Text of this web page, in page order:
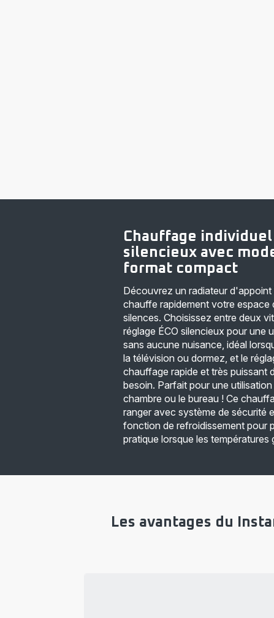
Chauffage
silencieux avec
format compact
Découvrez un radiateur
chauffe rapidement votre espace
silences. Choisissez entre deux
réglage ÉCO silencieux pour une
sans aucune nuisance, idéal
la télévision ou dormez, et le
chauffage rapide et très puissant
besoin. Parfait pour une
chambre ou le bureau ! Ce
ranger avec système de sécurité
fonction de refroidissement pour
pratique lorsque les températures
Les avantages du